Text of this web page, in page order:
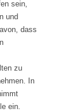
sein,
und
dass
zu
In
ein.